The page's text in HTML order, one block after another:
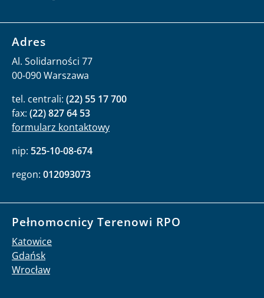
Adres
Al. Solidarności 77
00-090 Warszawa
tel. centrali: (22) 55 17 700
fax: (22) 827 64 53
formularz kontaktowy
nip: 525-10-08-674
regon: 012093073
Pełnomocnicy Terenowi RPO
Katowice
Gdańsk
Wrocław